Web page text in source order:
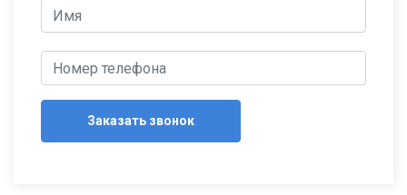
Заказать звонок